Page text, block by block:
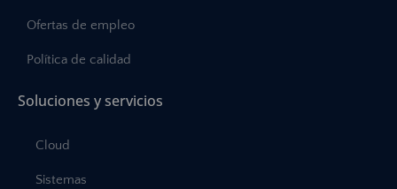
Ofertas de empleo
Política de calidad
Soluciones y servicios
Cloud
Sistemas